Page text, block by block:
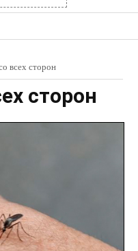
всех сторон
сторон